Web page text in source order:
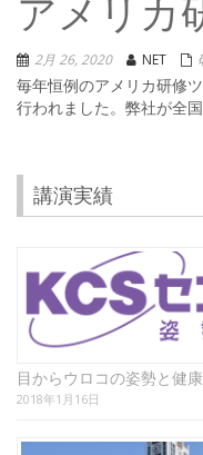
アメリカ
2月 26, 2020 NET
毎年恒例のアメリカ研修
行われました。弊社が全
講演実績
目からウロコの姿勢と健
2018年1月16日